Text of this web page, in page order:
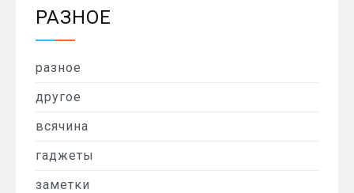
РАЗНОЕ
разное
другое
всячина
гаджеты
заметки